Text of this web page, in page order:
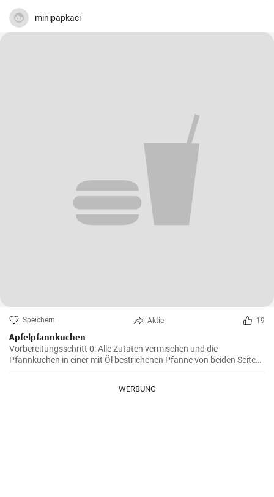
minipapkaci
Speichern Aktie 19
Apfelpfannkuchen
Vorbereitungsschritt 0: Alle Zutaten vermischen und die
Pfannkuchen in einer mit Öl bestrichenen Pfanne von beiden Seiten
braten.
WERBUNG